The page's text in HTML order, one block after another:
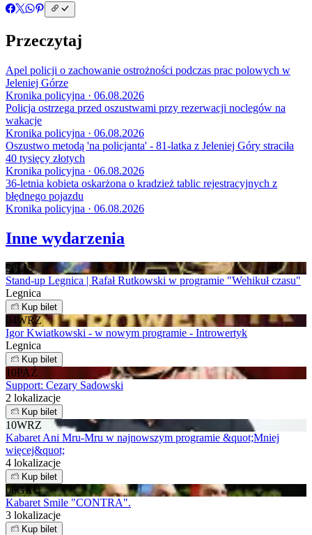
Przeczytaj
Apel policji o zachowanie ostrożności podczas prac polowych w
Jeleniej Górze
Kronika policyjna · 06.08.2026
Policja ostrzega przed oszustwami przy rezerwacji noclegów na
wakacje
Kronika policyjna · 06.08.2026
Oszustwo metodą 'na policjanta' - 81-latka z Jeleniej Góry straciła
40 tysięcy złotych
Kronika policyjna · 06.08.2026
36-letnia kobieta oskarżona o kradzież tablic rejestracyjnych z
błędnego pojazdu
Kronika policyjna · 06.08.2026
Inne wydarzenia
20 LIS
Stand-up Legnica | Rafał Rutkowski w programie "Wehikuł czasu"
Legnica
Kup bilet
04WRZ
Igor Kwiatkowski - w nowym programie - Introwertyk
Legnica
Kup bilet
10PAŹ
Support: Cezary Sadowski
2 lokalizacje
Kup bilet
10WRZ
Kabaret Ani Mru-Mru w najnowszym programie &quot;Mniej
więcej&quot;
4 lokalizacje
Kup bilet
06GRU
Kabaret Smile "CONTRA".
3 lokalizacje
Kup bilet